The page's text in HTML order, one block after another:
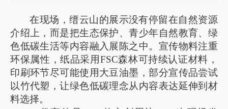
在现场，缙云山的展示没有停留在自然资源
介绍上，而是把生态保护、青少年自然教育、绿
色低碳生活等内容融入展陈之中。宣传物料注重
环保属性，纸品采用FSC森林可持续认证材料，
印刷环节尽可能使用大豆油墨，部分宣传品尝试
以竹代塑，让绿色低碳理念从内容表达延伸到材
料选择。